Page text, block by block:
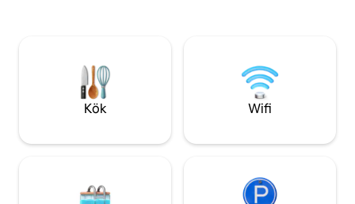
närvarande en vistelse på minst 2 nätter
men kan tillåta 1 natt vistelse vänligen
detaljer överallt.
Kök Wifi